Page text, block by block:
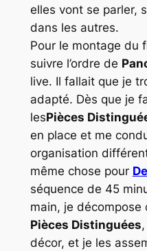
elles vont se parler,
dans les autres.
Pour le montage du
suivre l’ordre de
live. Il fallait que je
adapté. Dès que je
lesPièces
en place et me
organisation
même chose pour
séquence de 45
main, je décompose
Pièces Distinguées,
décor, et je les